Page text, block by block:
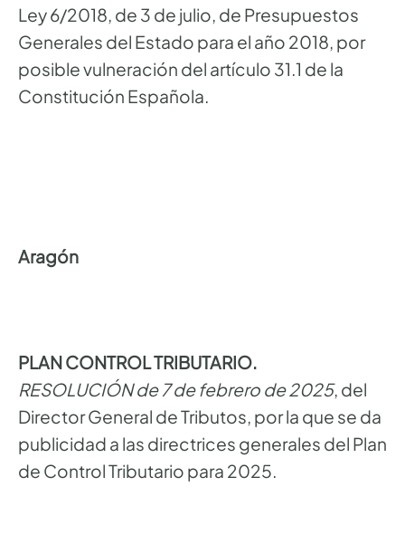
Ley 6/2018, de 3 de julio, de Presupuestos
Generales del Estado para el año 2018, por
posible vulneración del artículo 31.1 de la
Constitución Española.
Aragón
PLAN CONTROL TRIBUTARIO.
RESOLUCIÓN de 7 de febrero de 2025, del
Director General de Tributos, por la que se da
publicidad a las directrices generales del Plan
de Control Tributario para 2025.